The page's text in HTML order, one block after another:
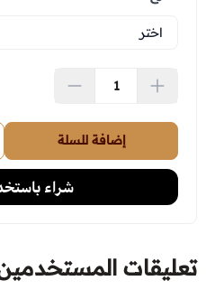
إضافة للسلة
تعليقات المستخدمين